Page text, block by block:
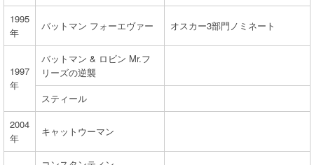
1995
年
バットマン フォーエヴァー オスカー3部門ノミネート
1997
年
バットマン & ロビン Mr.フ
リーズの逆襲
スティール
2004
年
キャットウーマン